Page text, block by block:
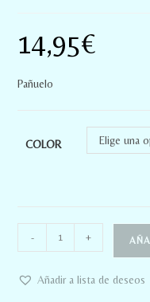
14,95€
Pañuelo
COLOR Elige una
- +
Añadir a lista de deseos